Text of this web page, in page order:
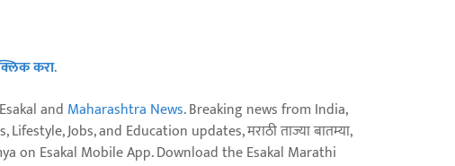
करा.
and Maharashtra News. Breaking news from India,
Jobs, and Education updates, मराठी ताज्या बातम्या,
on Esakal Mobile App. Download the Esakal Marathi